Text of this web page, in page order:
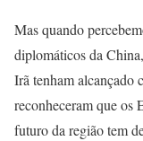
Mas quando
diplomáticos da
Irã tenham alcançado
reconheceram que os
futuro da região tem